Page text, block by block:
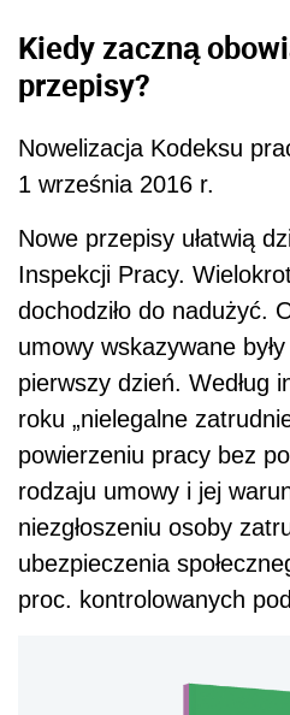
Kiedy zaczną
przepisy?
Nowelizacja Kodeksu
1 września 2016 r.
Nowe przepisy ułatwią
Inspekcji Pracy.
dochodziło do nadużyć.
umowy wskazywane
pierwszy dzień. Według
roku „nielegalne
powierzeniu pracy bez
rodzaju umowy i jej
niezgłoszeniu osoby
ubezpieczenia
proc. kontrolowanych